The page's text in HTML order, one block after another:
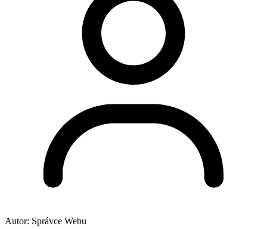
Autor: Správce Webu